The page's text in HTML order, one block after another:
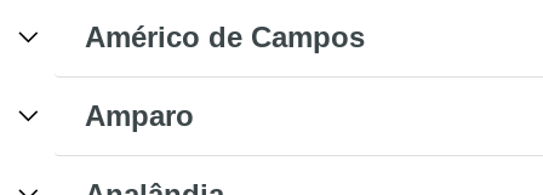
Américo de Campos
Amparo